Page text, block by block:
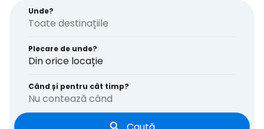
Unde?
Plecare de unde?
Din orice locație
Când și pentru cât timp?
Nu contează când
Continuați cu Google
Continuați cu Facebook